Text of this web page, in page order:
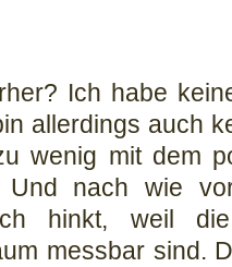
Ich habe
allerdings auch
wenig mit dem
Und nach wie
hinkt, weil
messbar sind.